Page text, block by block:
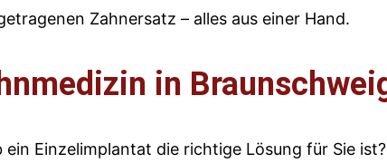
Zahnersatz – alles aus einer Hand.
in
Einzelimplantat die richtige Lösung für Sie